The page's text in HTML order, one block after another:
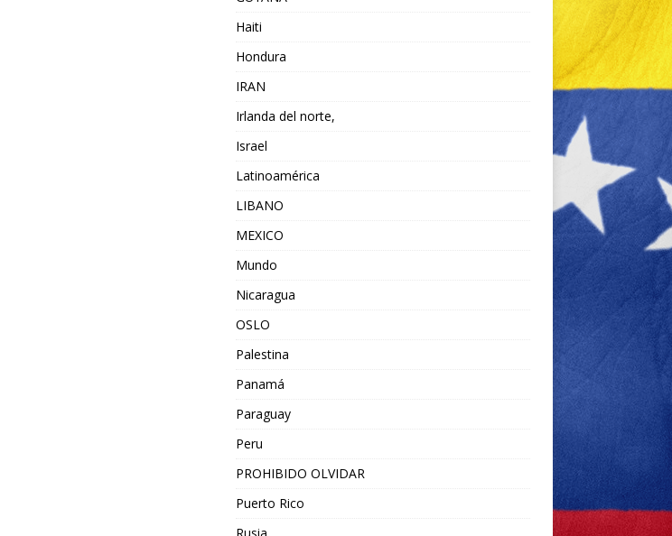
Haiti
Hondura
IRAN
Irlanda del norte,
Israel
Latinoamérica
LIBANO
MEXICO
Mundo
Nicaragua
OSLO
Palestina
Panamá
Paraguay
Peru
PROHIBIDO OLVIDAR
Puerto Rico